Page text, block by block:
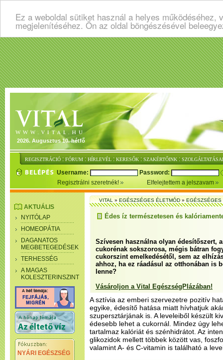
Ez a weboldal sütiket használ a helyes
megjelenítéséhez. Ön az oldal böngészésével
2026. Augusztus 10. hétfő
REGISZTRÁCIÓ : FÓRUM : HÍRLEVÉL : KERESŐK : SZAKÉRTŐINK :
Username:
Password:
Regisztrálni szeretnék!
Elfelejtettem a jelszavam
AKTUÁLIS
NYITÓLAP
HOMEOPÁTIA
DAGANATOS
MEGBETEGEDÉSEK
TERHESSÉG
A MAGAS
KOLESZTERINSZINT
NYÁRI EGÉSZSÉG
VITAL»EGÉSZSÉGES ÉLETMÓD»
Édes íz természetesen és
Szívesen használna olyan édesítőszert,
cukorénak sokszorosa, mégis bátran
cukorszint emelkedésétől, sem az
ahhoz, ha ez ráadásul az otthonában is
lenne?
Vásároljon a Vital EgészségPlázában!
A sztívia az emberi szervezetre pozitív
egyike, édesítő hatása miatt hívhatjuk
szupersztárjának is. A leveleiből készült
édesebb lehet a cukornál. Mindez úgy
tartalmaz kalóriát és szénhidrátot. Az
glikozidok mellett többek között vas,
valamint A- és C-vitamin is található a